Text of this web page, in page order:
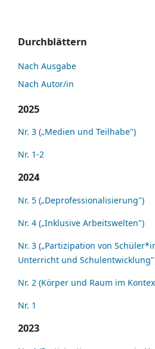
Durchblättern
Nach Ausgabe
Nach Autor/in
2025
Nr. 3 („Medien und Teilhabe")
Nr. 1-2
2024
Nr. 5 („Deprofessionalisierung")
Nr. 4 („Inklusive Arbeitswelten")
Nr. 3 („Partizipation von
Unterricht und
Nr. 2 (Körper und Raum im
Nr. 1
2023